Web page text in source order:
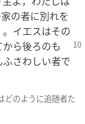
の者に別れを
イエスはその
ら後ろのも
さわしい者で
どのように追随者た